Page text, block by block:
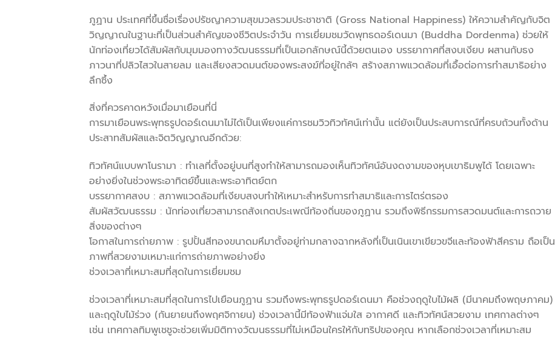
ภูฏาน ประเทศที่ขึ้นชื่อเรื่องปรัชญาความสุขมวลรวมประชาชาติ (Gross National Happiness) ให้ความสำคัญกับจิต
วิญญาณในฐานะที่เป็นส่วนสำคัญของชีวิตประจำวัน การเยี่ยมชมวัดพุทธดอร์เดนมา (Buddha Dordenma) ช่วยให้
นักท่องเที่ยวได้สัมผัสกับมุมมองทางวัฒนธรรมที่เป็นเอกลักษณ์นี้ด้วยตนเอง บรรยากาศที่สงบเงียบ ผสานกับธง
ภาวนาที่ปลิวไสวในสายลม และเสียงสวดมนต์ของพระสงฆ์ที่อยู่ใกล้ๆ สร้างสภาพแวดล้อมที่เอื้อต่อการทำสมาธิอย่าง
ลึกซึ้ง
สิ่งที่ควรคาดหวังเมื่อมาเยือนที่นี่
การมาเยือนพระพุทธรูปดอร์เดนมาไม่ได้เป็นเพียงแค่การชมวิวทิวทัศน์เท่านั้น แต่ยังเป็นประสบการณ์ที่ครบถ้วนทั้งด้าน
ประสาทสัมผัสและจิตวิญญาณอีกด้วย:
ทิวทัศน์แบบพาโนรามา : ทำเลที่ตั้งอยู่บนที่สูงทำให้สามารถมองเห็นทิวทัศน์อันงดงามของหุบเขาธิมพูได้ โดยเฉพาะ
อย่างยิ่งในช่วงพระอาทิตย์ขึ้นและพระอาทิตย์ตก
บรรยากาศสงบ : สภาพแวดล้อมที่เงียบสงบทำให้เหมาะสำหรับการทำสมาธิและการไตร่ตรอง
สัมผัสวัฒนธรรม : นักท่องเที่ยวสามารถสังเกตประเพณีท้องถิ่นของภูฏาน รวมถึงพิธีกรรมการสวดมนต์และการถวาย
สิ่งของต่างๆ
โอกาสในการถ่ายภาพ : รูปปั้นสีทองขนาดมหึมาตั้งอยู่ท่ามกลางฉากหลังที่เป็นเนินเขาเขียวขจีและท้องฟ้าสีคราม ถือเป็น
ภาพที่สวยงามเหมาะแก่การถ่ายภาพอย่างยิ่ง
ช่วงเวลาที่เหมาะสมที่สุดในการเยี่ยมชม
ช่วงเวลาที่เหมาะสมที่สุดในการไปเยือนภูฏาน รวมถึงพระพุทธรูปดอร์เดนมา คือช่วงฤดูใบไม้ผลิ (มีนาคมถึงพฤษภาคม)
และฤดูใบไม้ร่วง (กันยายนถึงพฤศจิกายน) ช่วงเวลานี้มีท้องฟ้าแจ่มใส อากาศดี และทิวทัศน์สวยงาม เทศกาลต่างๆ
เช่น เทศกาลทิมพูเชชูจะช่วยเพิ่มมิติทางวัฒนธรรมที่ไม่เหมือนใครให้กับทริปของคุณ หากเลือกช่วงเวลาที่เหมาะสม